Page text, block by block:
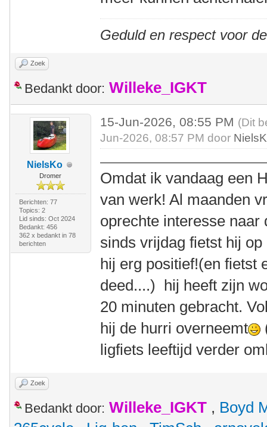
Geduld en respect voor
Zoek
Bedankt door: Willeke_IGKT
NielsKo
Dromer
Berichten: 77
Topics: 2
Lid sinds: Oct 2024
Bedankt: 456
362 x bedankt in 78
berichten
15-Jun-2026, 08:55 PM (Dit
Jun-2026, 08:57 PM door
Omdat ik vandaag een
van werk! Al maanden
oprechte interesse naar
sinds vrijdag fietst hij
hij erg positief!(en fietst
deed....) hij heeft zijn
20 minuten gebracht.
hij de hurri overneemt
ligfiets leeftijd verder
Zoek
Bedankt door: Willeke_IGKT , Boyd